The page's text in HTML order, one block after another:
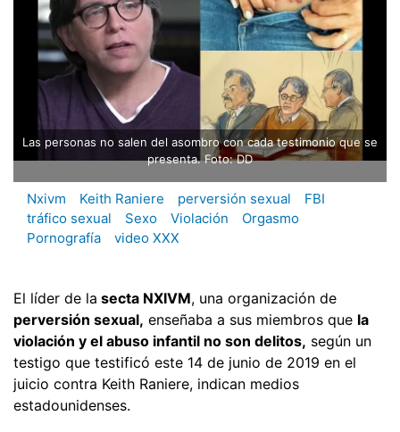
Las personas no salen del asombro con cada testimonio que se
presenta. Foto: DD
Nxivm Keith Raniere perversión sexual
FBI
tráfico sexual
Sexo Violación
Orgasmo
Pornografía
video XXX
El líder de la secta NXIVM, una organización de
perversión sexual, enseñaba a sus miembros que la
violación y el abuso infantil no son delitos, según un
testigo que testificó este 14 de junio de 2019 en el
juicio contra Keith Raniere, indican medios
estadounidenses.